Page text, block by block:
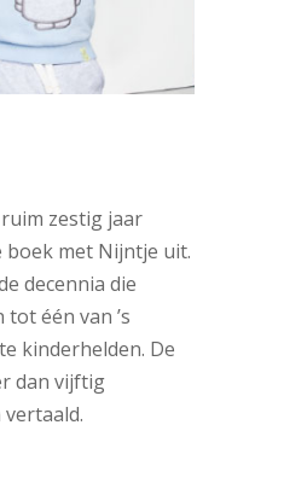
zestig jaar
boek met Nijntje uit.
decennia die
één van ’s
kinderhelden. De
dan vijftig